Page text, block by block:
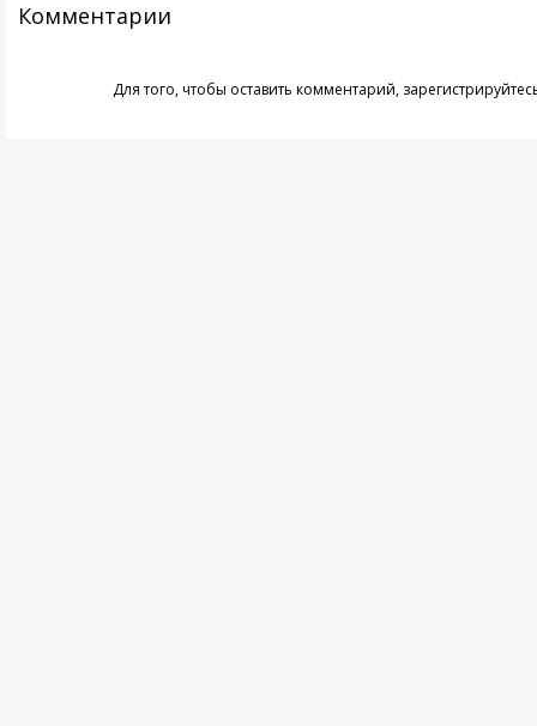
Комментарии
Для того, чтобы оставить комментарий,